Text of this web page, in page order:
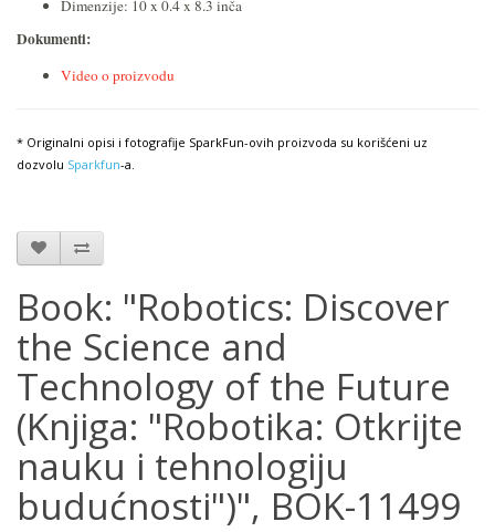
Dimenzije: 10 x 0.4 x 8.3 inča
Dokumenti:
Video o proizvodu
* Originalni opisi i fotografije SparkFun-ovih proizvoda su korišćeni uz
dozvolu Sparkfun-a.
Book: "Robotics: Discover
the Science and
Technology of the Future
(Knjiga: "Robotika: Otkrijte
nauku i tehnologiju
budućnosti")", BOK-11499